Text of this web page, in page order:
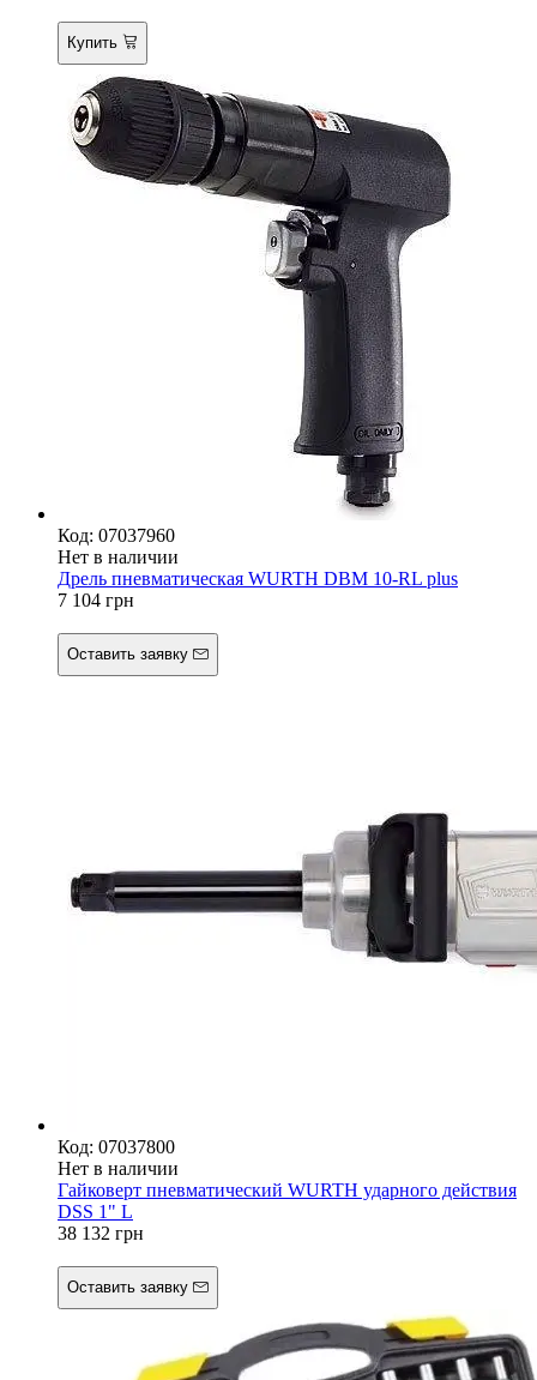
Купить
Код: 07037960
Нет в наличии
Дрель пневматическая WURTH DBM 10-RL plus
7 104 грн
Оставить заявку
Код: 07037800
Нет в наличии
Гайковерт пневматический WURTH ударного действия
DSS 1" L
38 132 грн
Оставить заявку